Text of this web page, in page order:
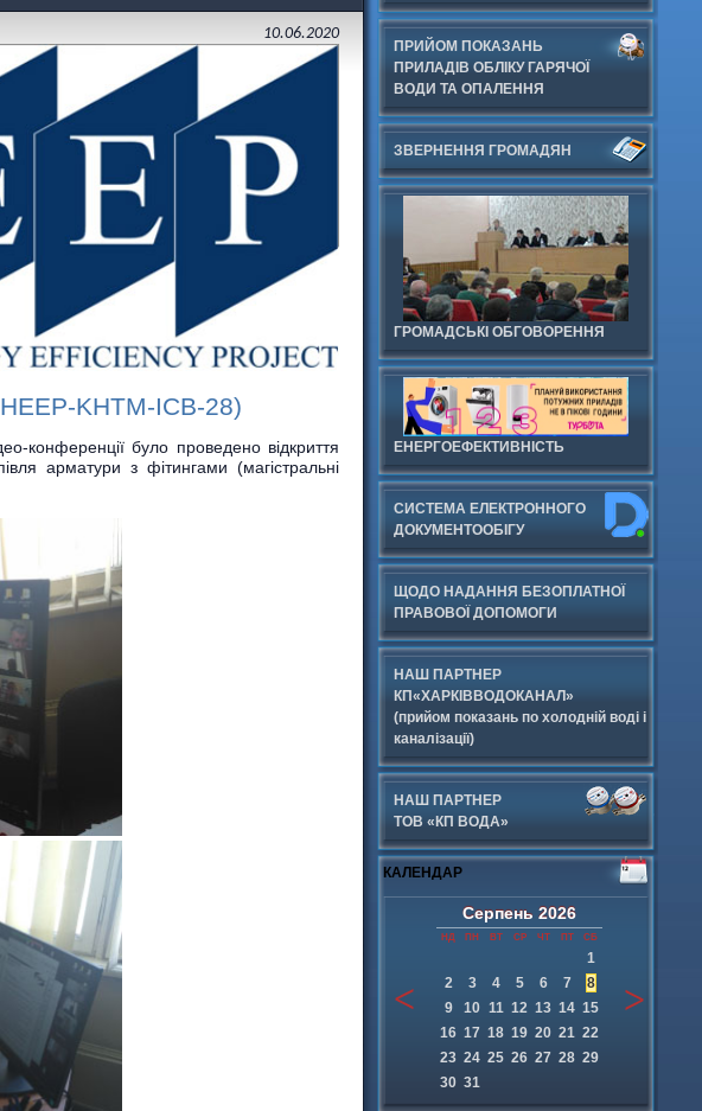
ПРИЙОМ ПОКАЗАНЬ
ПРИЛАДІВ ОБЛІКУ ГАРЯЧОЇ
ВОДИ ТА ОПАЛЕННЯ
ЗВЕРНЕННЯ ГРОМАДЯН
ГРОМАДСЬКІ ОБГОВОРЕННЯ
ЕНЕРГОЕФЕКТИВНІСТЬ
СИСТЕМА ЕЛЕКТРОННОГО
ДОКУМЕНТООБIГУ
ЩОДО НАДАННЯ БЕЗОПЛАТНОЇ
ПРАВОВОЇ ДОПОМОГИ
НАШ ПАРТНЕР
КП«ХАРКІВВОДОКАНАЛ»
(прийом показань по холодній воді і
каналізації)
НАШ ПАРТНЕР
ТОВ «КП ВОДА»
КАЛЕНДАР
Серпень 2026
НД ПН ВТ СР ЧТ ПТ СБ
1
2
3 4 5 6 7
8
9
10 11 12 13 14 15
16 17 18 19 20 21 22
23 24 25 26 27 28 29
30 31
10.06.2020
KHTM-ICB-28)
конференції було проведено відкриття
арматури з фітингами (магістральні